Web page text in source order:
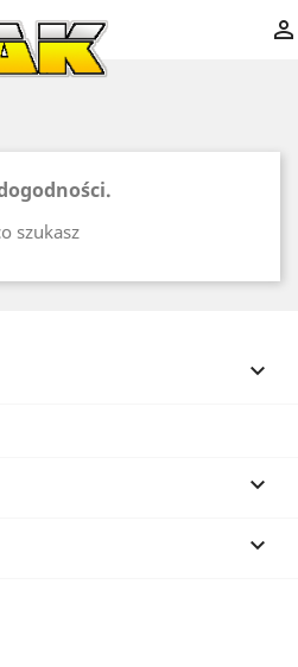

szukasz


